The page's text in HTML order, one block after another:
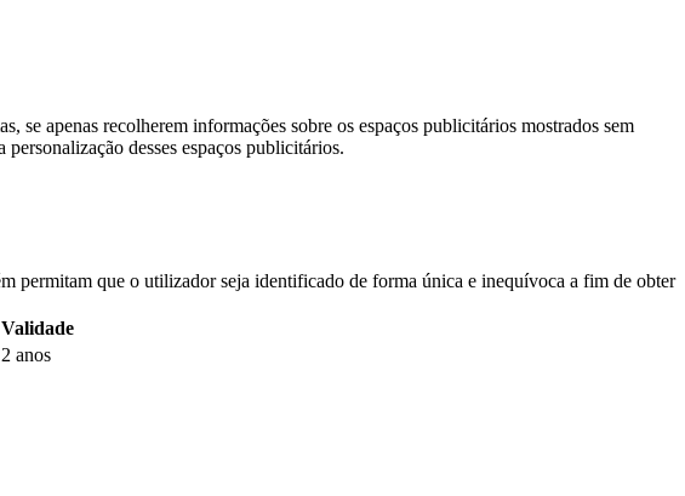
se apenas recolherem informações sobre os espaços publicitários mostrados sem
desses espaços publicitários.
permitam que o utilizador seja identificado de forma única e inequívoca a fim de obter
Validade
2 anos